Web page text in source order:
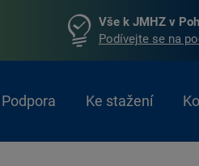
Vše k JMHZ v
Podívejte se na
Podpora Ke stažení